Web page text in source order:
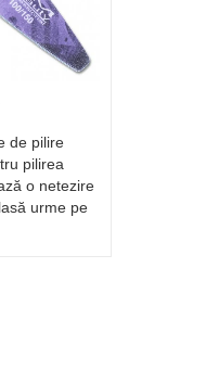
de pilire
pilirea
o netezire
urme pe